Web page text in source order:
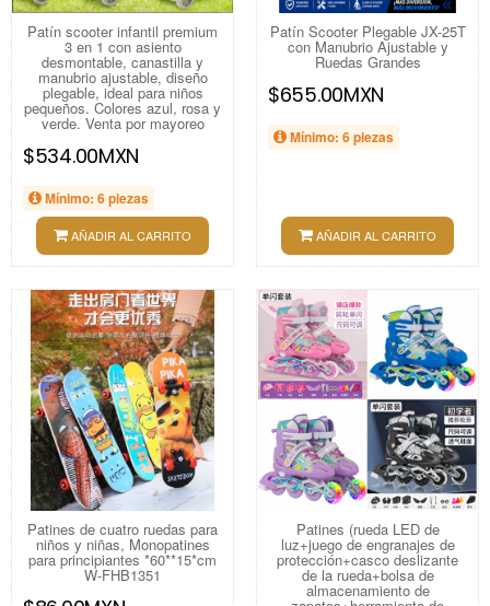
Patín scooter infantil premium
3 en 1 con asiento
desmontable, canastilla y
manubrio ajustable, diseño
plegable, ideal para niños
pequeños. Colores azul, rosa y
verde. Venta por mayoreo
$534.00MXN
Mínimo: 6 piezas
AÑADIR AL CARRITO
Patín Scooter Plegable JX-25T
con Manubrio Ajustable y
Ruedas Grandes
$655.00MXN
Mínimo: 6 piezas
AÑADIR AL CARRITO
Patines de cuatro ruedas para
niños y niñas, Monopatines
para principiantes *60**15*cm
W-FHB1351
Patines (rueda LED de
luz+juego de engranajes de
protección+casco deslizante
de la rueda+bolsa de
almacenamiento de